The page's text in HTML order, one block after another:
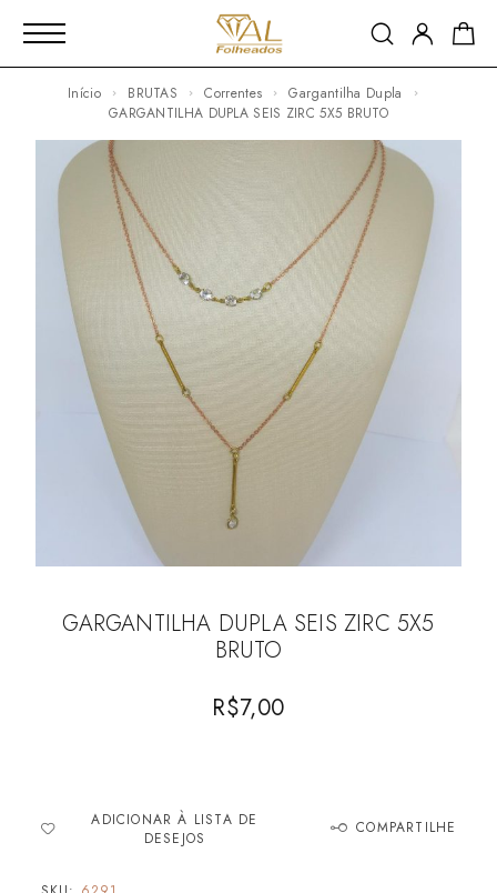
Início BRUTAS Correntes
Gargantilha Dupla
GARGANTILHA DUPLA SEIS ZIRC 5X5 BRUTO
GARGANTILHA DUPLA SEIS ZIRC 5X5
BRUTO
R$7,00
ADICIONAR À LISTA DE
DESEJOS
COMPARTILHE